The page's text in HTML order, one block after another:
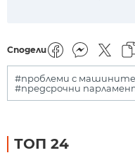
Сподели
#проблеми с машините
#предсрочни
ТОП 24